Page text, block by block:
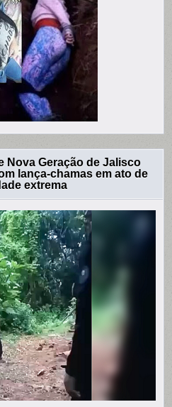
Nova Geração de Jalisco
lança-chamas em ato de
extrema